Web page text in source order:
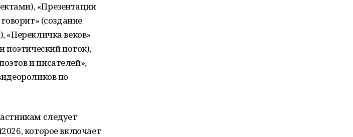
«Презентации
(создание
веков»
поэтический поток),
и писателей»,
по
следует
которое включает